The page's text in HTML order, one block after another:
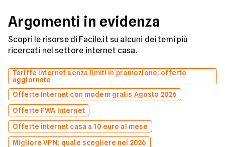
Argomenti in evidenza
Scopri le risorse di Facile.it su alcuni dei temi più
ricercati nel settore internet casa.
Tariffe internet senza limiti in promozione: offerte
aggiornate
Offerte Internet con modem gratis Agosto 2026
Offerte FWA Internet
Offerte internet casa a 10 euro al mese
Migliore VPN: quale scegliere nel 2026